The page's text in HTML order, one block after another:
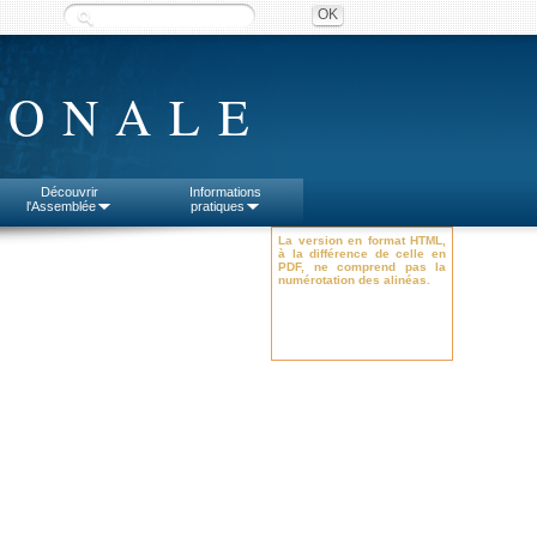
Découvrir
l'Assemblée
Informations
pratiques
La version en format HTML,
à la différence de celle en
PDF, ne comprend pas la
numérotation des alinéas.